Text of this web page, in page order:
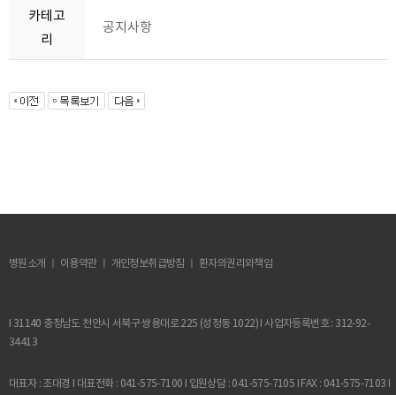
카테고
리
공지사항
병원소개 ㅣ 이용약관 ㅣ 개인정보취급방침 ㅣ 환자의권리와책임
I 31140 충청남도 천안시 서북구 쌍용대로 225 (성정동 1022) I 사업자등록번호 : 312-92-
34413
대표자 : 조대경 I 대표전화 : 041-575-7100 I 입원상담 : 041-575-7105 I FAX : 041-575-7103 I